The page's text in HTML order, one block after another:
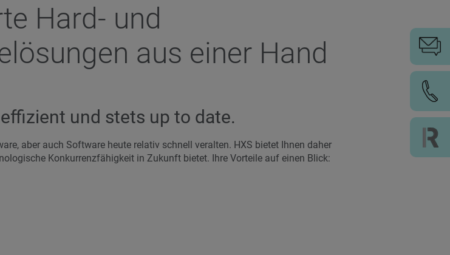
Hard- und
aus einer Hand
und stets up to date.
aber auch Software heute relativ schnell veralten. HXS bietet Ihnen daher
Konkurrenzfähigkeit in Zukunft bietet. Ihre Vorteile auf einen Blick: